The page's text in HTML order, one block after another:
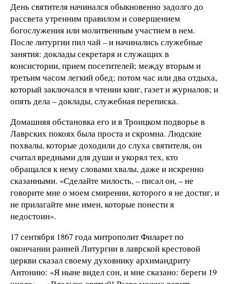
День святителя начинался обыкновенно задолго до
рассвета утренним правилом и совершением
богослужения или молитвенным участием в нем.
После литургии пил чай – и начинались служебные
занятия: доклады секретаря и служащих в
консистории, прием посетителей; между вторым и
третьим часом легкий обед; потом час или два отдыха,
который заключался в чтении книг, газет и журналов; и
опять дела – доклады, служебная переписка.
Домашняя обстановка его и в Троицком подворье в
Лаврских покоях была проста и скромна. Людские
похвалы, которые доходили до слуха святителя, он
считал вредными для души и укорял тех, кто
обращался к нему словами хвалы, даже и искренно
сказанными. «Сделайте милость, – писал он, – не
говорите мне о моем смирении, которого я не достиг, и
не прилагайте мне имен, которые понести я
недостоин».
17 сентября 1867 года митрополит Филарет по
окончании ранней Литургии в лаврской крестовой
церкви сказал своему духовнику архимандриту
Антонию: «Я ныне видел сон, и мне сказано: береги 19